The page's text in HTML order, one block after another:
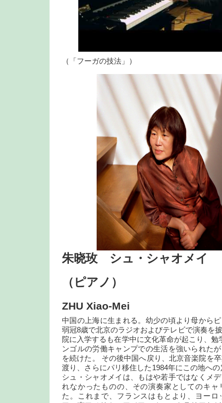
（「フーガの技法」）
朱晓玫 シュ・シャオメイ
（ピアノ）
ZHU Xiao-Mei
中国の上海に生まれる。幼少の頃より母から
弱冠8歳で北京のラジオおよびテレビで演奏を
院に入学するも在学中に文化革命が起こり、
ンゴルの労働キャンプでの生活を強いられた
を続けた。 その後中国へ戻り、北京音楽院を
渡り、さらにパリ移住した1984年にこの地へ
シュ・シャオメイは、もはや若手ではなくメ
れなかったものの、その演奏家としてのキャ
た。これまで、フランスはもとより、ヨー